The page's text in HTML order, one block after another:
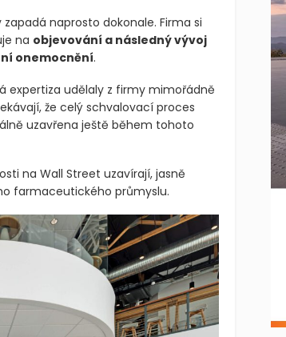
naprosto dokonale. Firma si
na objevování a následný vývoj
onemocnění.
expertiza udělaly z firmy mimořádně
že celý schvalovací proces
uzavřena ještě během tohoto
na Wall Street uzavírají, jasně
farmaceutického průmyslu.